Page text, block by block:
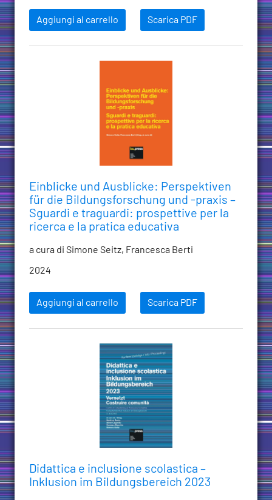
Aggiungi al carrello Scarica PDF
Einblicke und Ausblicke: Perspektiven
für die Bildungsforschung und -praxis –
Sguardi e traguardi: prospettive per la
ricerca e la pratica educativa
a cura di Simone Seitz, Francesca Berti
2024
Aggiungi al carrello Scarica PDF
Didattica e inclusione scolastica –
Inklusion im Bildungsbereich 2023